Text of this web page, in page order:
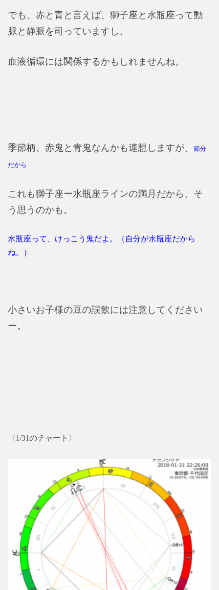
でも、赤と青と言えば、獅子座と水瓶座って動
脈と静脈を司っていますし、
血液循環には関係するかもしれませんね。
季節柄、赤鬼と青鬼なんかも連想しますが、 節分
だから
これも獅子座ー水瓶座ラインの満月だから、そ
う思うのかも。
水瓶座って、けっこう鬼だよ。（自分が水瓶座だから
ね。）
小さいお子様の豆の誤飲には注意してください
ー。
〈1/31のチャート〉